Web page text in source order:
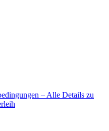
– Alle Details zu